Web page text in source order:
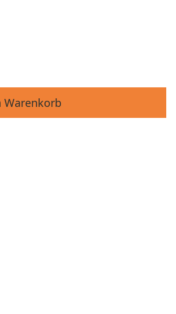
Warenkorb